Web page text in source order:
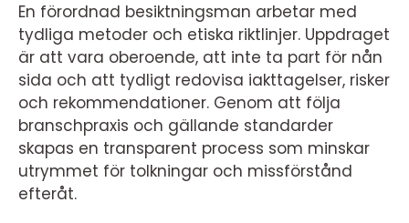
En förordnad besiktningsman arbetar med
tydliga metoder och etiska riktlinjer. Uppdraget
är att vara oberoende, att inte ta part för nån
sida och att tydligt redovisa iakttagelser, risker
och rekommendationer. Genom att följa
branschpraxis och gällande standarder
skapas en transparent process som minskar
utrymmet för tolkningar och missförstånd
efteråt.